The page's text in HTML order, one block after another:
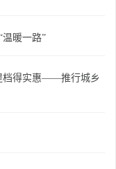
温暖一路”
档得实惠——推行城乡